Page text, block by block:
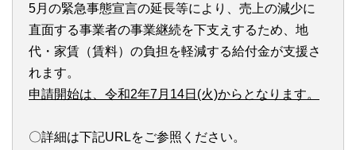
5月の緊急事態宣言の延長等により、売上の減少に
直面する事業者の事業継続を下支えするため、地
代・家賃（賃料）の負担を軽減する給付金が支援さ
れます。
申請開始は、令和2年7月14日(火)からとなります。
〇詳細は下記URLをご参照ください。